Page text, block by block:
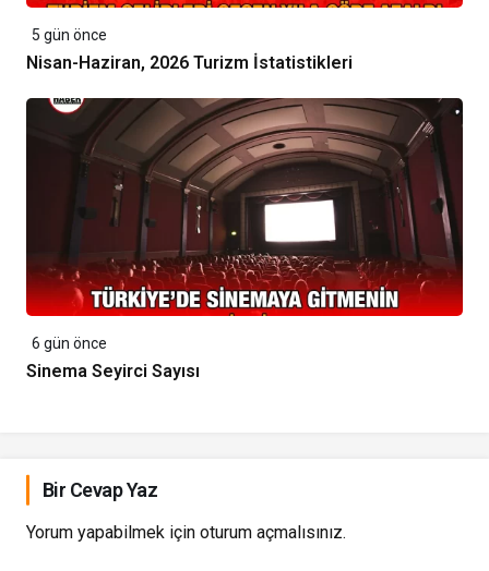
5 gün önce
Nisan-Haziran, 2026 Turizm İstatistikleri
6 gün önce
Sinema Seyirci Sayısı
Bir Cevap Yaz
Yorum yapabilmek için oturum açmalısınız.